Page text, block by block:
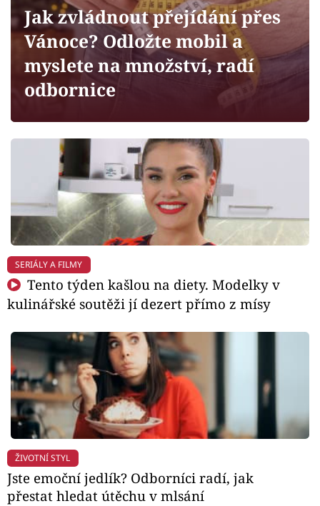
Sledujte prima+
Filmový festival Karlovy Vary
Mámy sobě
Přihlášení
Sledujte nás
Jak zvládnout přejídání přes
Vánoce? Odložte mobil a
myslete na množství, radí
odbornice
SERIÁLY A FILMY
Tento týden kašlou na diety. Modelky v
kulinářské soutěži jí dezert přímo z mísy
ŽIVOTNÍ STYL
Jste emoční jedlík? Odborníci radí, jak
přestat hledat útěchu v mlsání